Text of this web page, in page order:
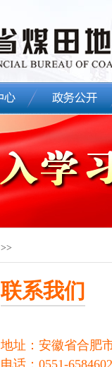
>>
联系我们
地址：安徽省合肥
电话：0551-